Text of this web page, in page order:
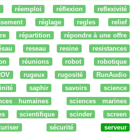
réemploi réflexion
reflexivité
réglage regles
relief
répartition
répondre à une offre
reseau resine
resistances
réunions robot
robotique
rugeux rugosité
RunAudio
saphir savoirs
science
humaines
sciences marines
scientifique scinder
screen
sécurité
serveur